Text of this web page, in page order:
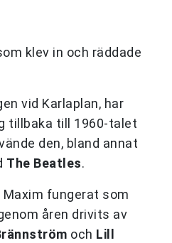
klev in och räddade
vid Karlaplan, har
tillbaka till 1960-talet
den, bland annat
The Beatles.
fungerat som
åren drivits av
och Lill